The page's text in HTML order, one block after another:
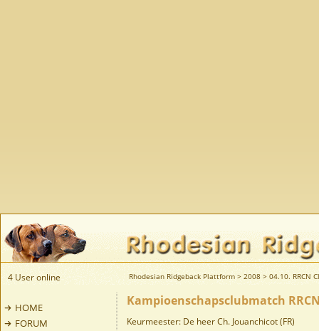
4 User online Rhodesian Ridgeback Plattform > 2008 > 04.10. RRCN
HOME
FORUM
Kampioenschapsclubmatch
Keurmeester: De heer Ch. Jouanchicot (FR)